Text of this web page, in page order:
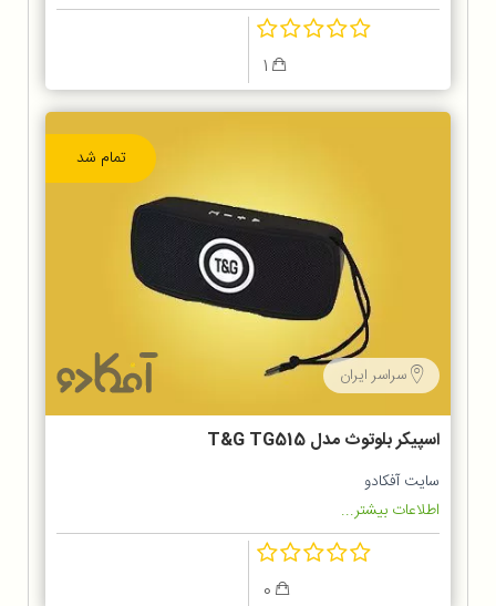
تمام شد
سراسر ایران
اسپیکر بلوتوث مدل T&G TG515
سایت آفکادو
اطلاعات بیشتر...